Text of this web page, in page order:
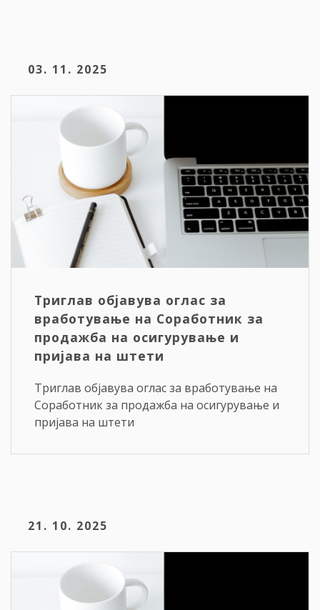
03. 11. 2025
Триглав објавува оглас за
вработување на Соработник за
продажба на осигурување и
пријава на штети
Триглав објавува оглас за вработување на
Соработник за продажба на осигурување и
пријава на штети
21. 10. 2025